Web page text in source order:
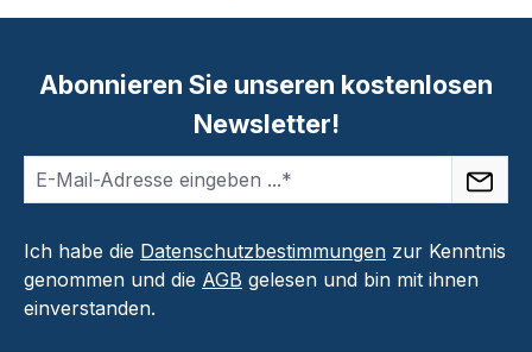
Abonnieren Sie unseren kostenlosen
Newsletter!
Ich habe die Datenschutzbestimmungen zur Kenntnis
genommen und die AGB gelesen und bin mit ihnen
einverstanden.